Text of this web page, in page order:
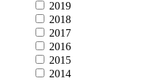
2019
2018
2017
2016
2015
2014